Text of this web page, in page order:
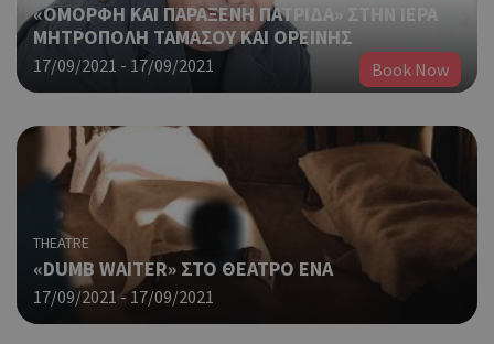
«ΟΜΟΡΦΗ ΚΑΙ ΠΑΡΑΞΕΝΗ ΠΑΤΡΙΔΑ» ΣΤΗΝ ΙΕΡΑ
ΜΗΤΡΟΠΟΛΗ ΤΑΜΑΣΟΥ ΚΑΙ ΟΡΕΙΝΗΣ
17/09/2021 - 17/09/2021 Book Now
THEATRE
«DUMB WAITER» ΣΤΟ ΘΕΑΤΡΟ ΕΝΑ
17/09/2021 - 17/09/2021